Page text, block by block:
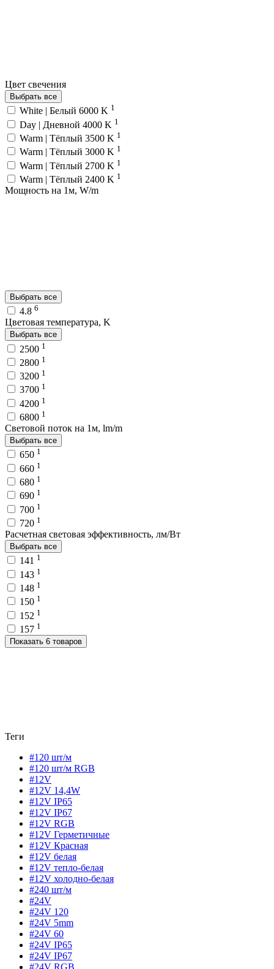
Цвет свечения
Выбрать все
White | Белый 6000 K 1
Day | Дневной 4000 K 1
Warm | Тёплый 3500 K 1
Warm | Тёплый 3000 K 1
Warm | Тёплый 2700 K 1
Warm | Тёплый 2400 K 1
Мощность на 1м, W/m
Выбрать все
4.8 6
Цветовая температура, K
Выбрать все
2500 1
2800 1
3200 1
3700 1
4200 1
6800 1
Световой поток на 1м, lm/m
Выбрать все
650 1
660 1
680 1
690 1
700 1
720 1
Расчетная световая эффективность, лм/Вт
Выбрать все
141 1
143 1
148 1
150 1
152 1
157 1
Показать 6 товаров
Теги
#120 шт/м
#120 шт/м RGB
#12V
#12V 14,4W
#12V IP65
#12V IP67
#12V RGB
#12V Герметичные
#12V Красная
#12V белая
#12V тепло-белая
#12V холодно-белая
#240 шт/м
#24V
#24V 120
#24V 5mm
#24V 60
#24V IP65
#24V IP67
#24V RGB